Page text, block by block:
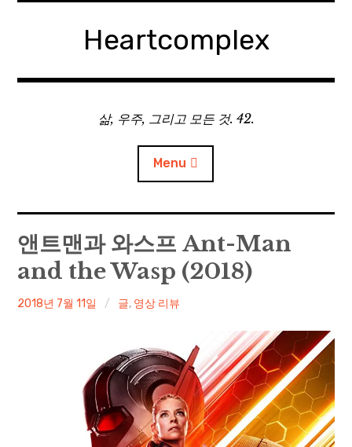
Heartcomplex
삶, 우주, 그리고 모든 것. 42.
Menu
홈
Private Military Manager: Tactical Auto Battler
Plebby Quest: The Crusades
Paper Star Fighters
Homemade Studio
앤트맨과 와스프 Ant-Man
and the Wasp (2018)
irene
2018년 7월 11일 글, 영상 리뷰